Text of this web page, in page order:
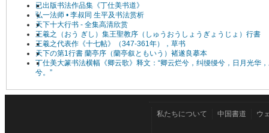
已出版书法作品集《丁仕美书道》
弘一法师 • 李叔同 生平及书法赏析
天下十大行书 - 全集高清欣赏
王羲之（おう ぎし）集王聖教序（しゅうおうしょうぎょうじょ）行書
王羲之代表作《十七帖》（347-361年），草书
天下の第1行書 蘭亭序（蘭亭叙ともいう）褚遂良摹本
丁仕美大篆书法横幅《卿云歌》释文：“卿云烂兮，纠缦缦兮，日月光华
兮。”
私たちについて 中国書道 ウ